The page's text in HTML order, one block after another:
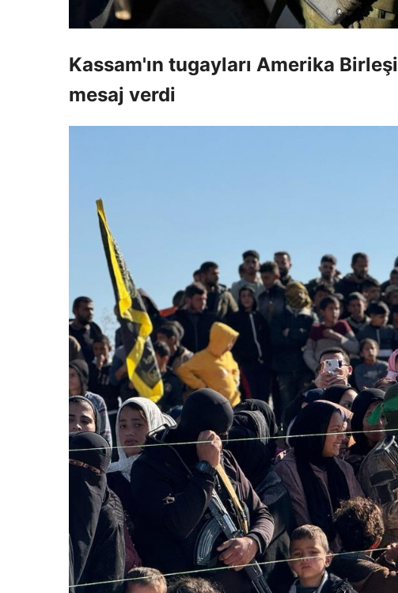
Kassam'ın tugayları Amerika
mesaj verdi